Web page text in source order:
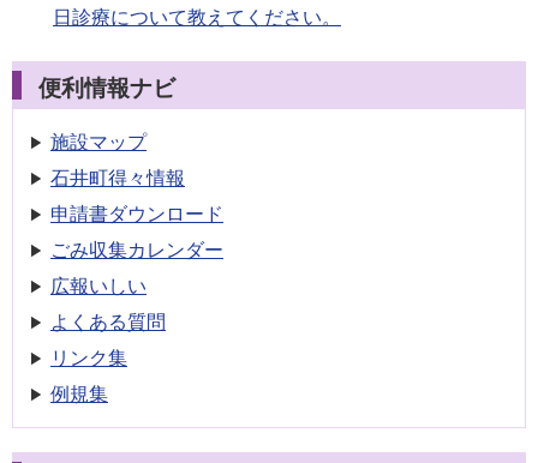
日診療について教えてください。
便利情報ナビ
施設マップ
石井町得々情報
申請書ダウンロード
ごみ収集カレンダー
広報いしい
よくある質問
リンク集
例規集